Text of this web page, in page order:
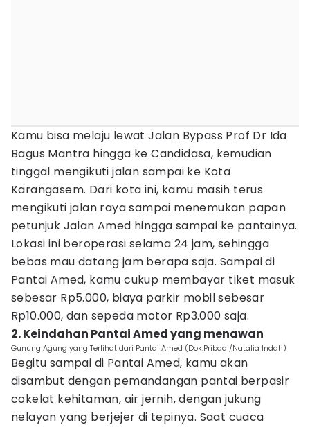
Kamu bisa melaju lewat Jalan Bypass Prof Dr Ida
Bagus Mantra hingga ke Candidasa, kemudian
tinggal mengikuti jalan sampai ke Kota
Karangasem. Dari kota ini, kamu masih terus
mengikuti jalan raya sampai menemukan papan
petunjuk Jalan Amed hingga sampai ke pantainya.
Lokasi ini beroperasi selama 24 jam, sehingga
bebas mau datang jam berapa saja. Sampai di
Pantai Amed, kamu cukup membayar tiket masuk
sebesar Rp5.000, biaya parkir mobil sebesar
Rp10.000, dan sepeda motor Rp3.000 saja.
2. Keindahan Pantai Amed yang menawan
Gunung Agung yang Terlihat dari Pantai Amed (Dok.Pribadi/Natalia Indah)
Begitu sampai di Pantai Amed, kamu akan
disambut dengan pemandangan pantai berpasir
cokelat kehitaman, air jernih, dengan jukung
nelayan yang berjejer di tepinya. Saat cuaca